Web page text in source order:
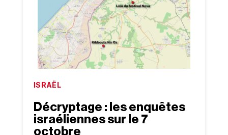
ISRAËL
Décryptage : les enquêtes
israéliennes sur le 7
octobre